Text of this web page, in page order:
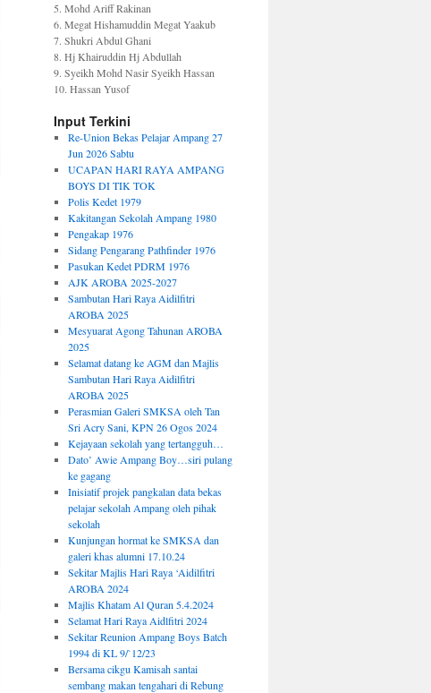
5. Mohd Ariff Rakinan
6. Megat Hishamuddin Megat Yaakub
7. Shukri Abdul Ghani
8. Hj Khairuddin Hj Abdullah
9. Syeikh Mohd Nasir Syeikh Hassan
10. Hassan Yusof
Input Terkini
Re-Union Bekas Pelajar Ampang 27
Jun 2026 Sabtu
UCAPAN HARI RAYA AMPANG
BOYS DI TIK TOK
Polis Kedet 1979
Kakitangan Sekolah Ampang 1980
Pengakap 1976
Sidang Pengarang Pathfinder 1976
Pasukan Kedet PDRM 1976
AJK AROBA 2025-2027
Sambutan Hari Raya Aidilfitri
AROBA 2025
Mesyuarat Agong Tahunan AROBA
2025
Selamat datang ke AGM dan Majlis
Sambutan Hari Raya Aidilfitri
AROBA 2025
Perasmian Galeri SMKSA oleh Tan
Sri Acry Sani, KPN 26 Ogos 2024
Kejayaan sekolah yang tertangguh…
Dato’ Awie Ampang Boy…siri pulang
ke gagang
Inisiatif projek pangkalan data bekas
pelajar sekolah Ampang oleh pihak
sekolah
Kunjungan hormat ke SMKSA dan
galeri khas alumni 17.10.24
Sekitar Majlis Hari Raya ‘Aidilfitri
AROBA 2024
Majlis Khatam Al Quran 5.4.2024
Selamat Hari Raya Aidlfitri 2024
Sekitar Reunion Ampang Boys Batch
1994 di KL 9/`12/23
Bersama cikgu Kamisah santai
sembang makan tengahari di Rebung